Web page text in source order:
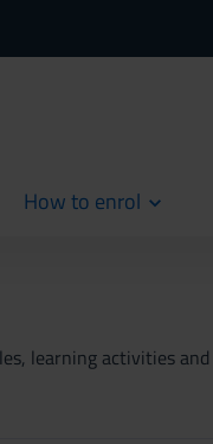
How to enrol
learning activities